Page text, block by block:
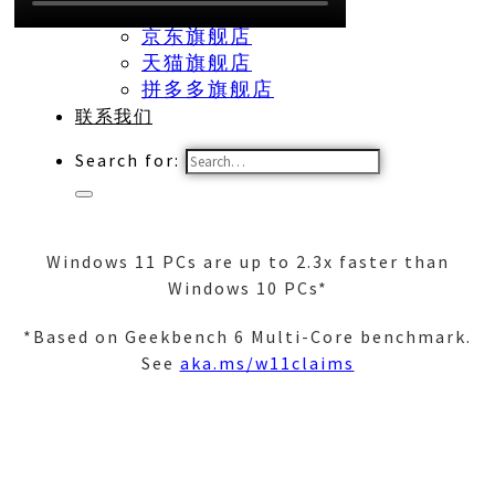
网上商城
京东旗舰店
天猫旗舰店
拼多多旗舰店
联系我们
Search for:
Windows 11 PCs are up to 2.3x faster than
Windows 10 PCs*
*Based on Geekbench 6 Multi-Core benchmark.
See aka.ms/w11claims